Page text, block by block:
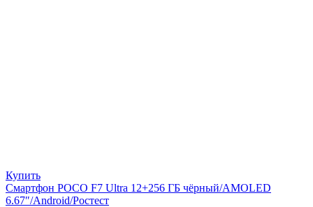
Купить
Смартфон POCO F7 Ultra 12+256 ГБ чёрный/AMOLED
6.67″/Android/Ростест